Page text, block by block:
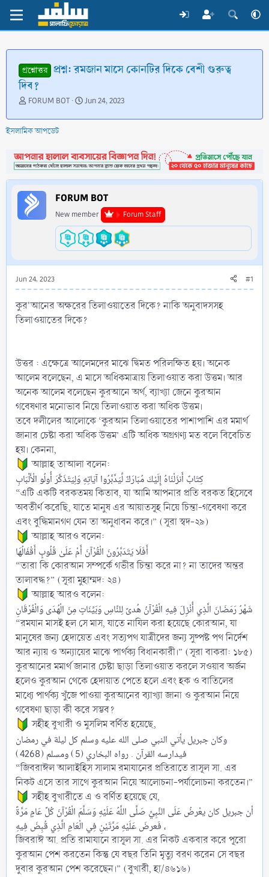
প্রশ্নোত্তর প্রশ্ন: রমজান মাসে কোনটির দিকে বেশী গুরুত্ব
দিব?
T
r
e
d
s
t
a
r
t
FORUM BOT
S
a
d
a
t
e
Jun 24, 2023
ইসলামিক আপডেট
FORUM BOT
New member Forum Staff
Jun 24, 2023 #1
কুর'আনের অক্ষরের তিলাওয়াতের দিকে? নাকি অনুবাদসসহ
তিলাওয়াতের দিকে?
উত্তর : এক্ষেত্রে আলেমদের মাঝে দ্বিমত পরিলক্ষিত হয়। অনেক
আলেম বলেছেন, এ মাসে অধিকমাত্রায় তিলাওয়াত করা উত্তম। আর
অনেক আলেম বলেছেন কুরআনে অর্থ, ব্যাখ্যা জেনে কুরআন
গবেষণার মনোভাব নিয়ে তিলাওয়াত করা অধিক উত্তম।
তবে দলীলের আলোকে ‘কুরআন তিলাওয়াতের পাশাপাশি এর মমার্থ
জানার চেষ্টা করা অধিক উত্তম’ এটি অধিক অগ্রগণ্য মত বলে বিবেচিত
হয়। কেননা,
আল্লাহ তাআলা বলেন:
كِتَابٌ أَنزَلْنَاهُ إِلَيْكَ مُبَارَكٌ لِّيَدَّبَّرُوا آيَاتِهِ وَلِيَتَذَكَّرَ أُولُو الْأَلْبَابِ
“এটি একটি বরকতময় কিতাব, যা আমি আপনার প্রতি বরকত হিসেবে
অবতীর্ণ করেছি, যাতে মানুষ এর আয়াতসূহ নিয়ে চিন্তা-গবেষণা করে
এবং বুদ্ধিমানগণ যেন তা অনুধাবন করে।” (সূরা স্বদ-২৯)
আল্লাহ আরও বলেন:
أَفَلَا يَتَدَبَّرُونَ الْقُرْآنَ أَمْ عَلَىٰ قُلُوبٍ أَقْفَالُهَا
“তারা কি কোরআন সম্পর্কে গভীর চিন্তা করে না? না তাদের অন্তর
তালাবদ্ধ?” (সূরা মুহাম্মদ: ২৪)
আল্লাহ আরও বলেন:
شَهْرُ رَمَضَانَ الَّذِي أُنْزِلَ فِيهِ الْقُرْآنُ هُدىً لِلنَّاسِ وَبَيِّنَاتٍ مِنَ الْهُدَى وَالْفُرْقَانِ
“রমযান মাসই হল সে মাস, যাতে নাযিল করা হয়েছে কোরআন, যা
মানুষের জন্য হেদায়েত এবং সত্যপথ যাত্রীদের জন্য সুষ্পষ্ট পথ নির্দেশ
আর ন্যায় ও অন্যায়ের মাঝে পার্থক্য বিধানকারী।” (সূরা বাকরা: ১৮৫)
কুরআনের মমার্থ জানার চেষ্টা ছাড়া তিলাওয়াত করলে সওয়াব অর্জন
হলেও কুরআন থেকে হেদায়াত পেতে হলে এবং হক ও বাতিলের
মাধ্যে পার্থক্য খুঁজে পাওয়া কুরআনের ব্যাখ্যা জানা ও কুরআন নিয়ে
গবেষণা ছাড়া কী করে সম্ভব?
সহীহ বুখারী ও মুসলিম বর্ণিত হয়েছে,
وكان جبريل يأتي النبي صلى الله عليه وسلم كل ليلة في رمضان
فيدارسه القرآن . رواه البخاري (5) ومسلم (4268)
“জিবরাঈল আলাইহিস সালাম রমাযানের প্রতিরাতে রাসূল সা. এর
নিকট এসে তার সাথে কুরআন নিয়ে আলোচনা-পর্যালোচনা করতেন।”
সহীহ বুখারীতে এ ও বর্ণিত হয়েছে যে,
أن جبريل كان يعْرضُ عَلَى النَّبِيِّ صَلَّى اللَّهُ عَلَيْهِ وَسَلَّمَ الْقُرْآنَ كُلَّ عَامٍ مَرَّةً
، فَعرضَ عَلَيْهِ مَرَّتَيْنِ فِي الْعَامِ الَّذِي قُبِضَ فِيهِ
জিবরাঈ আ. প্রতি রামাযানে রাসূল সা. এর নিকট একবার করে পূরো
কুরআন পেশ করতেন কিন্তু যে বছর তিনি মৃত্যু বরণ করেন সে বছর
দুবার কুরআন পেশ করেছেন।” (বুখারী, হা/৪৬১৬)